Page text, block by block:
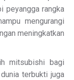
peyangga rangka
mengurangi
meningkatkan
mitsubishi bagi
terbukti juga